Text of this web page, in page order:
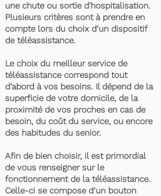
une chute ou sortie d'hospitalisation.
Plusieurs critères sont à prendre en
compte lors du choix d’un dispositif
de téléassistance.
Le choix du meilleur service de
téléassistance correspond tout
d’abord à vos besoins. Il dépend de la
superficie de votre domicile, de la
proximité de vos proches en cas de
besoin, du coût du service, ou encore
des habitudes du senior.
Afin de bien choisir, il est primordial
de vous renseigner sur le
fonctionnement de la téléassistance.
Celle-ci se compose d’un bouton